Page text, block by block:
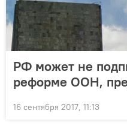
РФ может не
реформе ООН,
16 сентября 2017, 11:13